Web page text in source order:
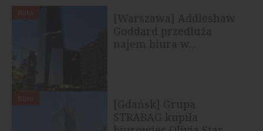
[Warszawa] Addleshaw
Goddard przedłuża
najem biura w...
[Gdańsk] Grupa
STRABAG kupiła